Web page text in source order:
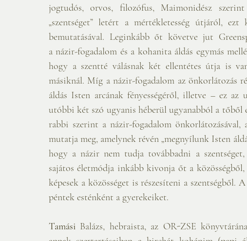
jogtudós, orvos, filozófus, Maimonidész
„szentséget” letért a mértékletesség útjáról,
bemutatásával. Leginkább őt követve jut
a názir-fogadalom és a kohanita áldás egymás
hogy a szentté válásnak két ellentétes útja is
másiknál. Míg a názir-fogadalom az önkorlátozás
áldás Isten arcának fényességéről, illetve – ez
utóbbi két szó ugyanis héberül ugyanabból a tőből
rabbi szerint a názir-fogadalom
mutatja meg, amelynek révén „megnyílunk Isten
hogy a názir nem tudja továbbadni a
sajátos életmódja inkább kivonja őt a
képesek a közösséget is részesíteni a szentségből.
péntek esténként a gyerekeiket.
Tamási Balázs, hebraista, az OR-ZSE